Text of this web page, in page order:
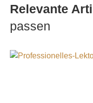
Relevante
passen